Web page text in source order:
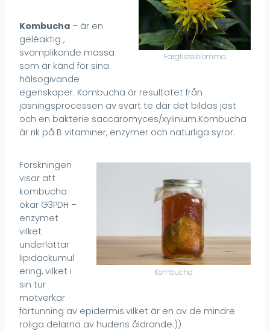
Färgtistelblomma
Kombucha – är en
geléaktig ,
svamplikande massa
som är känd för sina
hälsogivande
egenskaper. Kombucha är resultatet från
jäsningsprocessen av svart te där det bildas jäst
och en bakterie saccaromyces/xylinium.Kombucha
är rik på B vitaminer, enzymer och naturliga syror.
Kombucha
Forskningen
visar att
kombucha
ökar G3PDH –
enzymet
vilket
underlättar
lipidackumul
ering, vilket i
sin tur
motverkar
förtunning av epidermis.vilket är en av de mindre
roliga delarna av hudens åldrande:))